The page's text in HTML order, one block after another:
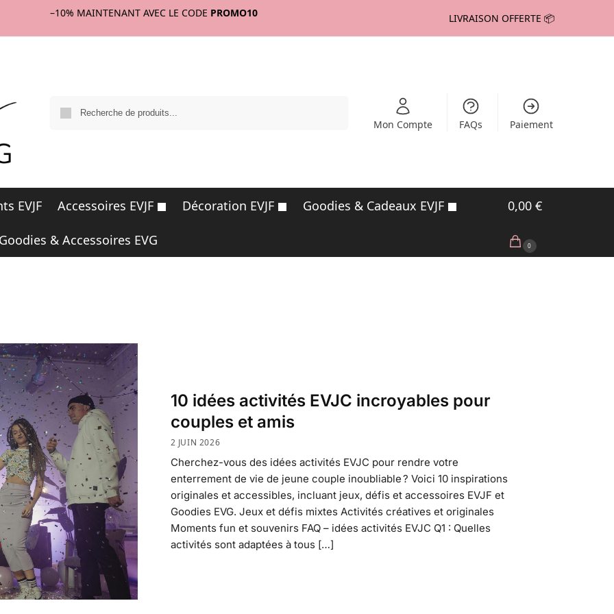
–10% MAINTENANT AVEC LE CODE PROMO10 LIVRAISON OFFERTE 📦
Mon Compte FAQs Paiement
EVJF Accessoires EVJF Décoration EVJF Goodies & Cadeaux EVJF
& Accessoires EVG
0,00 €
0
10 idées activités EVJC incroyables pour
couples et amis
2 JUIN 2026
Cherchez-vous des idées activités EVJC pour rendre votre
enterrement de vie de jeune couple inoubliable ? Voici 10 inspirations
originales et accessibles, incluant jeux, défis et accessoires EVJF et
Goodies EVG. Jeux et défis mixtes Activités créatives et originales
Moments fun et souvenirs FAQ – idées activités EVJC Q1 : Quelles
activités sont adaptées à tous […]